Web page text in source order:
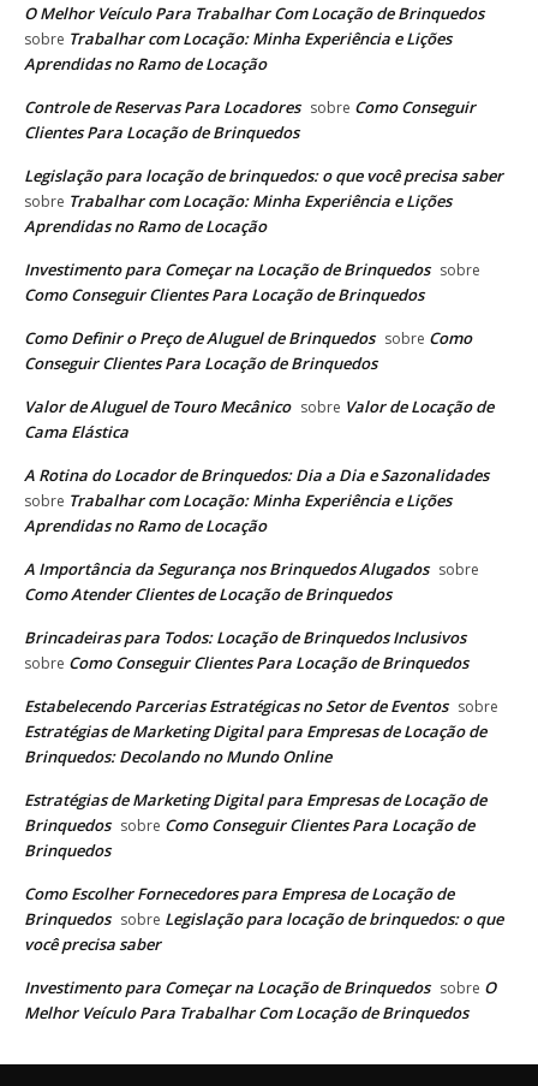
O Melhor Veículo Para Trabalhar Com Locação de Brinquedos
sobre Trabalhar com Locação: Minha Experiência e Lições
Aprendidas no Ramo de Locação
Controle de Reservas Para Locadores sobre Como Conseguir
Clientes Para Locação de Brinquedos
Legislação para locação de brinquedos: o que você precisa saber
sobre Trabalhar com Locação: Minha Experiência e Lições
Aprendidas no Ramo de Locação
Investimento para Começar na Locação de Brinquedos sobre
Como Conseguir Clientes Para Locação de Brinquedos
Como Definir o Preço de Aluguel de Brinquedos sobre Como
Conseguir Clientes Para Locação de Brinquedos
Valor de Aluguel de Touro Mecânico sobre Valor de Locação de
Cama Elástica
A Rotina do Locador de Brinquedos: Dia a Dia e Sazonalidades
sobre Trabalhar com Locação: Minha Experiência e Lições
Aprendidas no Ramo de Locação
A Importância da Segurança nos Brinquedos Alugados sobre
Como Atender Clientes de Locação de Brinquedos
Brincadeiras para Todos: Locação de Brinquedos Inclusivos
sobre Como Conseguir Clientes Para Locação de Brinquedos
Estabelecendo Parcerias Estratégicas no Setor de Eventos sobre
Estratégias de Marketing Digital para Empresas de Locação de
Brinquedos: Decolando no Mundo Online
Estratégias de Marketing Digital para Empresas de Locação de
Brinquedos sobre Como Conseguir Clientes Para Locação de
Brinquedos
Como Escolher Fornecedores para Empresa de Locação de
Brinquedos sobre Legislação para locação de brinquedos: o que
você precisa saber
Investimento para Começar na Locação de Brinquedos sobre O
Melhor Veículo Para Trabalhar Com Locação de Brinquedos